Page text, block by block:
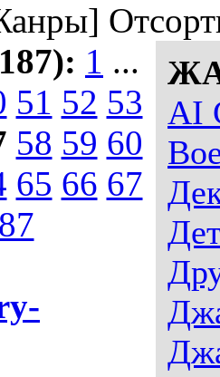
AI
1 ...
51 52 53
58 59 60
65 66 67